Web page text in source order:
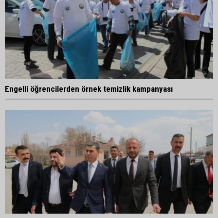
Engelli öğrencilerden örnek temizlik kampanyası